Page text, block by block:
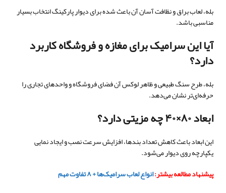
بله، لعاب براق و نظافت آسان آن باعث شده برای دیوار پارکینگ انتخاب بسیار
مناسبی باشد.
آیا این سرامیک برای مغازه و فروشگاه کاربرد
دارد؟
بله، طرح سنگ طبیعی و ظاهر لوکس آن فضای فروشگاه و واحدهای تجاری را
حرفه‌ای‌تر نشان می‌دهد.
ابعاد ۸۰×۴۰ چه مزیتی دارد؟
این ابعاد باعث کاهش تعداد بندها، افزایش سرعت نصب و ایجاد نمایی
یکپارچه روی دیوار می‌شود.
پیشنهاد مطالعه بیشتر:انواع لعاب سرامیک‌ها + ۸ تفاوت مهم